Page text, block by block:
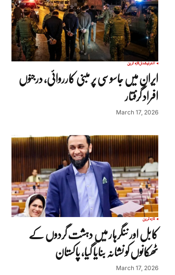
انٹرنیشنلتازہ ترین
ایران میں جاسوسی پر مبنی کارروائی، درجنوں
افراد گرفتار
March 17, 2026
تازہ ترین
کابل اور ننگرہار میں دہشت گردوں کے
ٹھکانوں کو نشانہ بنایا گیا، پاکستان
March 17, 2026